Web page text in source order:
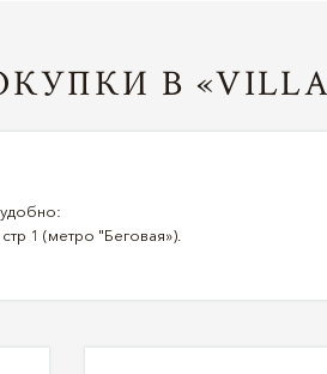
В
1 (метро "Беговая»).